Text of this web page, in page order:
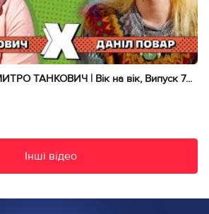
ТАНКОВИЧ | Вік на вік, Випуск 7...
Інші відео